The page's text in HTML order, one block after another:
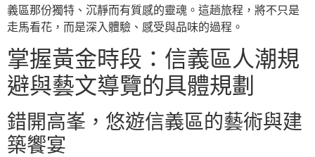
義區那份獨特、沉靜而有質感的靈魂。這趟旅程，將不只是
走馬看花，而是深入體驗、感受與品味的過程。
掌握黃金時段：信義區人潮規
避與藝文導覽的具體規劃
錯開高峯，悠遊信義區的藝術與建
築饗宴